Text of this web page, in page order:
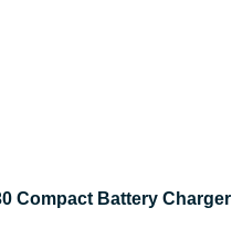
Compact Battery Charger